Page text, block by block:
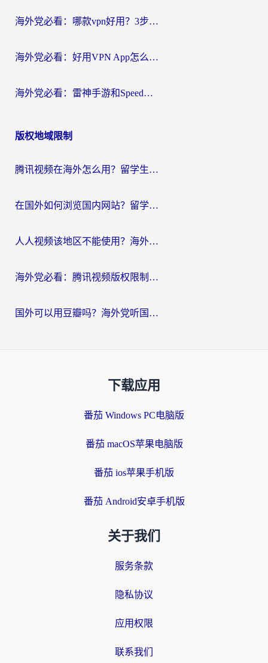
海外党必看：哪款vpn好用？3步选对回国加速器，无缝刷剧玩游戏
海外党必看：好用VPN App怎么选？3步教你无缝访问国内资源
海外党必看：雷神手游和SpeedCN好用吗？3招选对回国加速器无缝刷国内资源
版权地域限制
腾讯视频在海外怎么用？留学生亲测有效的回国加速器攻略
在国外如何浏览国内网站？留学生&海外华人的无缝访问指南
人人视频该地区不能使用？海外党追剧看片的终极解决方案来了
海外党必看：腾讯视频版权限制怎么破？3步让你轻松追剧
国外可以用豆瓣吗？海外党听国内音乐听书的实用指南
下载应用
番茄 Windows PC电脑版
番茄 macOS苹果电脑版
番茄 ios苹果手机版
番茄 Android安卓手机版
关于我们
服务条款
隐私协议
应用权限
联系我们